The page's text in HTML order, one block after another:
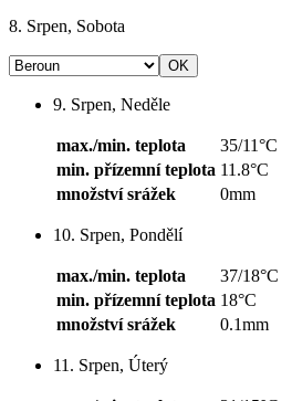
8. Srpen, Sobota
9. Srpen, Neděle
max./min. teplota
35/11°C
min. přízemní teplota 11.8°C
množství srážek
0mm
10. Srpen, Pondělí
max./min. teplota
37/18°C
min. přízemní teplota 18°C
množství srážek
0.1mm
11. Srpen, Úterý